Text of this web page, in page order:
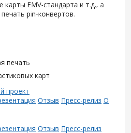
карты EMV-стандарта и т.д., а
pin-конвертов.
печать
карт
Отзыв Пресс-релиз О
Отзыв Пресс-релиз